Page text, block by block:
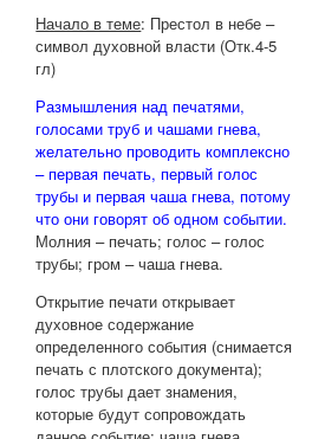
Начало в теме: Престол в небе –
символ духовной власти (Отк.4-5
гл)
Размышления над печатями,
голосами труб и чашами гнева,
желательно проводить комплексно
– первая печать, первый голос
трубы и первая чаша гнева, потому
что они говорят об одном событии.
Молния – печать; голос – голос
трубы; гром – чаша гнева.
Открытие печати открывает
духовное содержание
определенного события (снимается
печать с плотского документа);
голос трубы дает знамения,
которые будут сопровождать